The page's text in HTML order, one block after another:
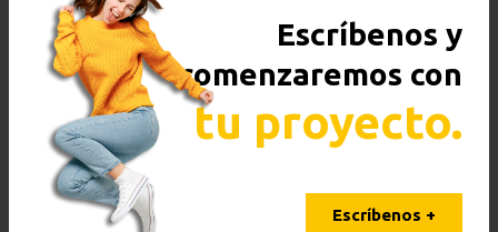
Escríbenos y
comenzaremos con
tu proyecto.
Escríbenos +